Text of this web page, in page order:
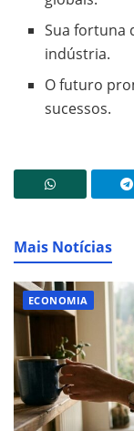
Sua fortuna
indústria.
O futuro
sucessos.
Mais Notícias
ECONOMIA